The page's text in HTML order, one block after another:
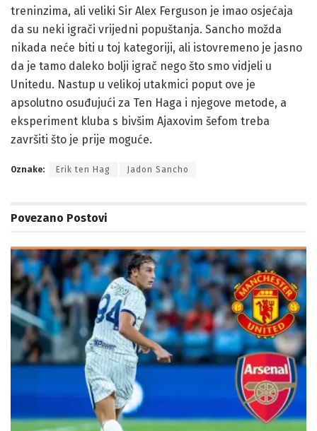
treninzima, ali veliki Sir Alex Ferguson je imao osjećaja
da su neki igrači vrijedni popuštanja. Sancho možda
nikada neće biti u toj kategoriji, ali istovremeno je jasno
da je tamo daleko bolji igrač nego što smo vidjeli u
Unitedu. Nastup u velikoj utakmici poput ove je
apsolutno osuđujući za Ten Haga i njegove metode, a
eksperiment kluba s bivšim Ajaxovim šefom treba
završiti što je prije moguće.
Oznake: Erik ten Hag Jadon Sancho
Povezano Postovi